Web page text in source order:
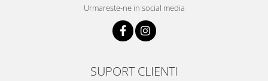
Urmareste-ne in social media
SUPORT CLIENTI